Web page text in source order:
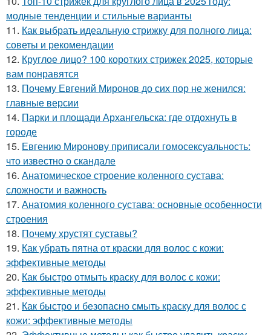
модные тенденции и стильные варианты
11. Как выбрать идеальную стрижку для полного лица:
советы и рекомендации
12. Круглое лицо? 100 коротких стрижек 2025, которые
вам понравятся
13. Почему Евгений Миронов до сих пор не женился:
главные версии
14. Парки и площади Архангельска: где отдохнуть в
городе
15. Евгению Миронову приписали гомосексуальность:
что известно о скандале
16. Анатомическое строение коленного сустава:
сложности и важность
17. Анатомия коленного сустава: основные особенности
строения
18. Почему хрустят суставы?
19. Как убрать пятна от краски для волос с кожи:
эффективные методы
20. Как быстро отмыть краску для волос с кожи:
эффективные методы
21. Как быстро и безопасно смыть краску для волос с
кожи: эффективные методы